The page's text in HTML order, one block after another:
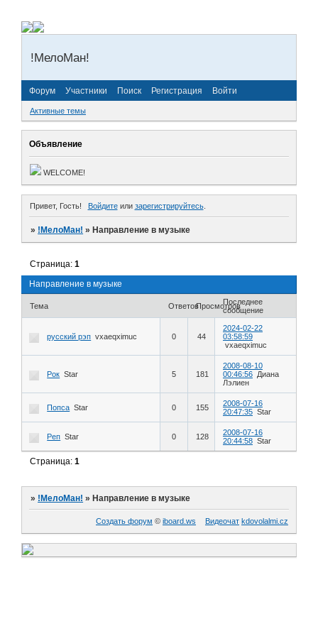
!МелоМан!
Форум Участники Поиск Регистрация Войти
Активные темы
Объявление
WELCOME!
Привет, Гость! Войдитеили зарегистрируйтесь.
» !МелоМан! » Направление в музыке
Направление в музыке
Страница:1
Тема ОтветовПросмотровПоследнее
сообщение
русский рэп vxaeqximuc 0 44
2024-02-22
03:58:59
vxaeqximuc
Рок Star 5 181
2008-08-10
00:46:56 Диана
Лэлиен
Попса Star 0 155
2008-07-16
20:47:35 Star
Реп Star 0 128
2008-07-16
20:44:58 Star
Страница:1
» !МелоМан! » Направление в музыке
Создать форум © iboard.ws Видеочат kdovolalmi.cz